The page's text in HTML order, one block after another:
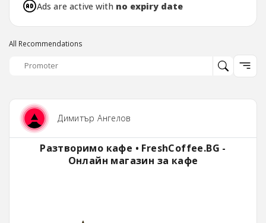
Ads are active with no expiry date
All Recommendations
Димитър Ангелов
Разтворимо кафе • FreshCoffee.BG -
Онлайн магазин за кафе